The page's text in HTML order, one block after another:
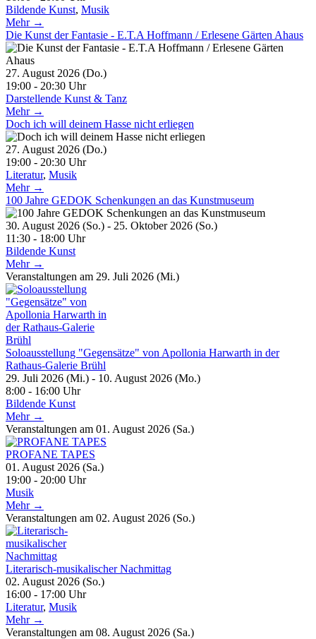
Bildende Kunst, Musik
Mehr →
Die Kunst der Fantasie - E.T.A Hoffmann / Erlesene Gärten Ahaus
27. August 2026 (Do.)
19:00 - 20:30 Uhr
Darstellende Kunst & Tanz
Mehr →
Doch ich will deinem Hasse nicht erliegen
27. August 2026 (Do.)
19:00 - 20:30 Uhr
Literatur, Musik
Mehr →
100 Jahre GEDOK Schenkungen an das Kunstmuseum
30. August 2026 (So.) - 25. Oktober 2026 (So.)
11:30 - 18:00 Uhr
Bildende Kunst
Mehr →
Veranstaltungen am 29. Juli 2026 (Mi.)
Soloausstellung "Gegensätze" von Apollonia Harwarth in der
Rathaus-Galerie Brühl
29. Juli 2026 (Mi.) - 10. August 2026 (Mo.)
8:00 - 16:00 Uhr
Bildende Kunst
Mehr →
Veranstaltungen am 01. August 2026 (Sa.)
PROFANE TAPES
01. August 2026 (Sa.)
19:00 - 20:00 Uhr
Musik
Mehr →
Veranstaltungen am 02. August 2026 (So.)
Literarisch-musikalischer Nachmittag
02. August 2026 (So.)
16:00 - 17:00 Uhr
Literatur, Musik
Mehr →
Veranstaltungen am 08. August 2026 (Sa.)